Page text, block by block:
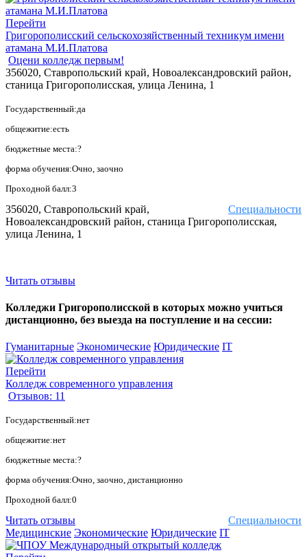
Перейти
Григорополисский сельскохозяйственный техникум имени
атамана М.И.Платова
Оцени колледж первым!
356020, Ставропольский край, Новоалександровский район,
станица Григорополисская, улица Ленина, 1
Государственный:да
общежитие:есть
бюджетные места:?
форма обучения:Очно, заочно
Проходной балл:3
Специальности
356020, Ставропольский край,
Новоалександровский район, станица Григорополисская,
улица Ленина, 1
Читать отзывы
Колледжи Григорополисской в которых можно учиться
дистанционно, без выезда на поступление и на сессии:
Гуманитарные Экономические Юридические IT
Перейти
Колледж современного управления
Отзывов: 11
Государственный:нет
общежитие:нет
бюджетные места:?
форма обучения:Очно, заочно, дистанционно
Проходной балл:0
Специальности
Читать отзывы
Медицинские Экономические Юридические IT